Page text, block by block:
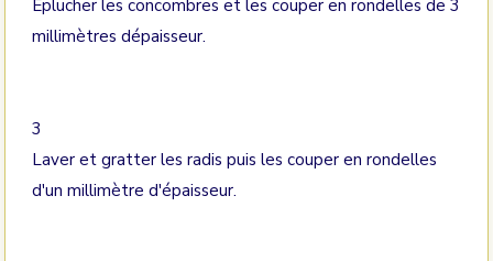
Eplucher les concombres et les couper en rondelles de 3
millimètres dépaisseur.
3
Laver et gratter les radis puis les couper en rondelles
d'un millimètre d'épaisseur.